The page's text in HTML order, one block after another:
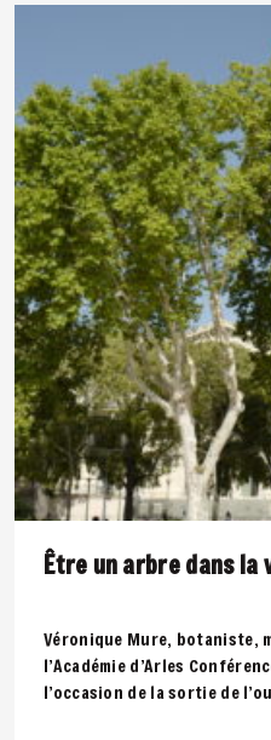
Être un arbre dans la
Véronique Mure, botaniste,
l’Académie d’Arles
l’occasion de la sortie de